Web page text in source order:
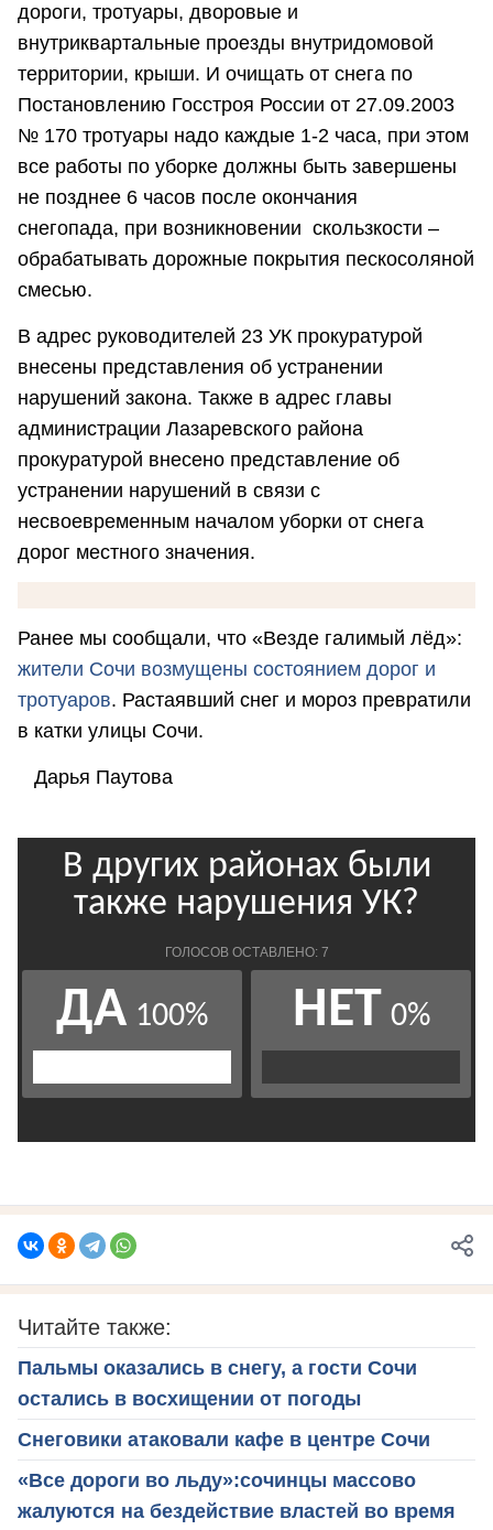
дороги, тротуары, дворовые и
внутриквартальные проезды внутридомовой
территории, крыши. И очищать от снега по
Постановлению Госстроя России от 27.09.2003
№ 170 тротуары надо каждые 1-2 часа, при этом
все работы по уборке должны быть завершены
не позднее 6 часов после окончания
снегопада, при возникновении скользкости –
обрабатывать дорожные покрытия пескосоляной
смесью.
В адрес руководителей 23 УК прокуратурой
внесены представления об устранении
нарушений закона. Также в адрес главы
администрации Лазаревского района
прокуратурой внесено представление об
устранении нарушений в связи с
несвоевременным началом уборки от снега
дорог местного значения.
Ранее мы сообщали, что «Везде галимый лёд»:
жители Сочи возмущены состоянием дорог и
тротуаров. Растаявший снег и мороз превратили
в катки улицы Сочи.
Дарья Паутова
Читайте также:
Пальмы оказались в снегу, а гости Сочи
остались в восхищении от погоды
Снеговики атаковали кафе в центре Сочи
«Все дороги во льду»:сочинцы массово
жалуются на бездействие властей во время